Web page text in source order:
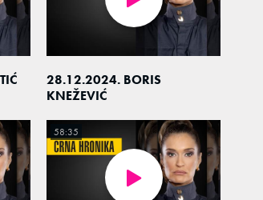
28.12.2024. BORIS
KNEŽEVIĆ
58:35